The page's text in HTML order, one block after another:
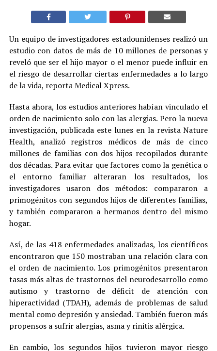
Un equipo de investigadores estadounidenses realizó un
estudio con datos de más de 10 millones de personas y
reveló que ser el hijo mayor o el menor puede influir en
el riesgo de desarrollar ciertas enfermedades a lo largo
de la vida, reporta Medical Xpress.
Hasta ahora, los estudios anteriores habían vinculado el
orden de nacimiento solo con las alergias. Pero la nueva
investigación, publicada este lunes en la revista Nature
Health, analizó registros médicos de más de cinco
millones de familias con dos hijos recopilados durante
dos décadas. Para evitar que factores como la genética o
el entorno familiar alteraran los resultados, los
investigadores usaron dos métodos: compararon a
primogénitos con segundos hijos de diferentes familias,
y también compararon a hermanos dentro del mismo
hogar.
Así, de las 418 enfermedades analizadas, los científicos
encontraron que 150 mostraban una relación clara con
el orden de nacimiento. Los primogénitos presentaron
tasas más altas de trastornos del neurodesarrollo como
autismo y trastorno de déficit de atención con
hiperactividad (TDAH), además de problemas de salud
mental como depresión y ansiedad. También fueron más
propensos a sufrir alergias, asma y rinitis alérgica.
En cambio, los segundos hijos tuvieron mayor riesgo